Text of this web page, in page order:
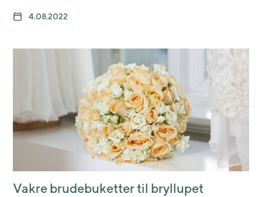
4.08.2022
Vakre brudebuketter til bryllupet